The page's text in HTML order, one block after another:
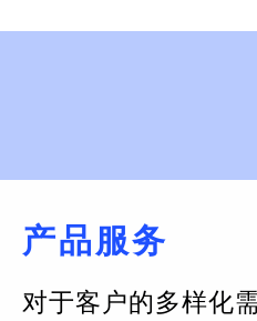
产品服务
对于客户的多样化